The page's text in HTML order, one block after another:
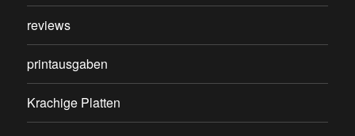
reviews
printausgaben
Krachige Platten